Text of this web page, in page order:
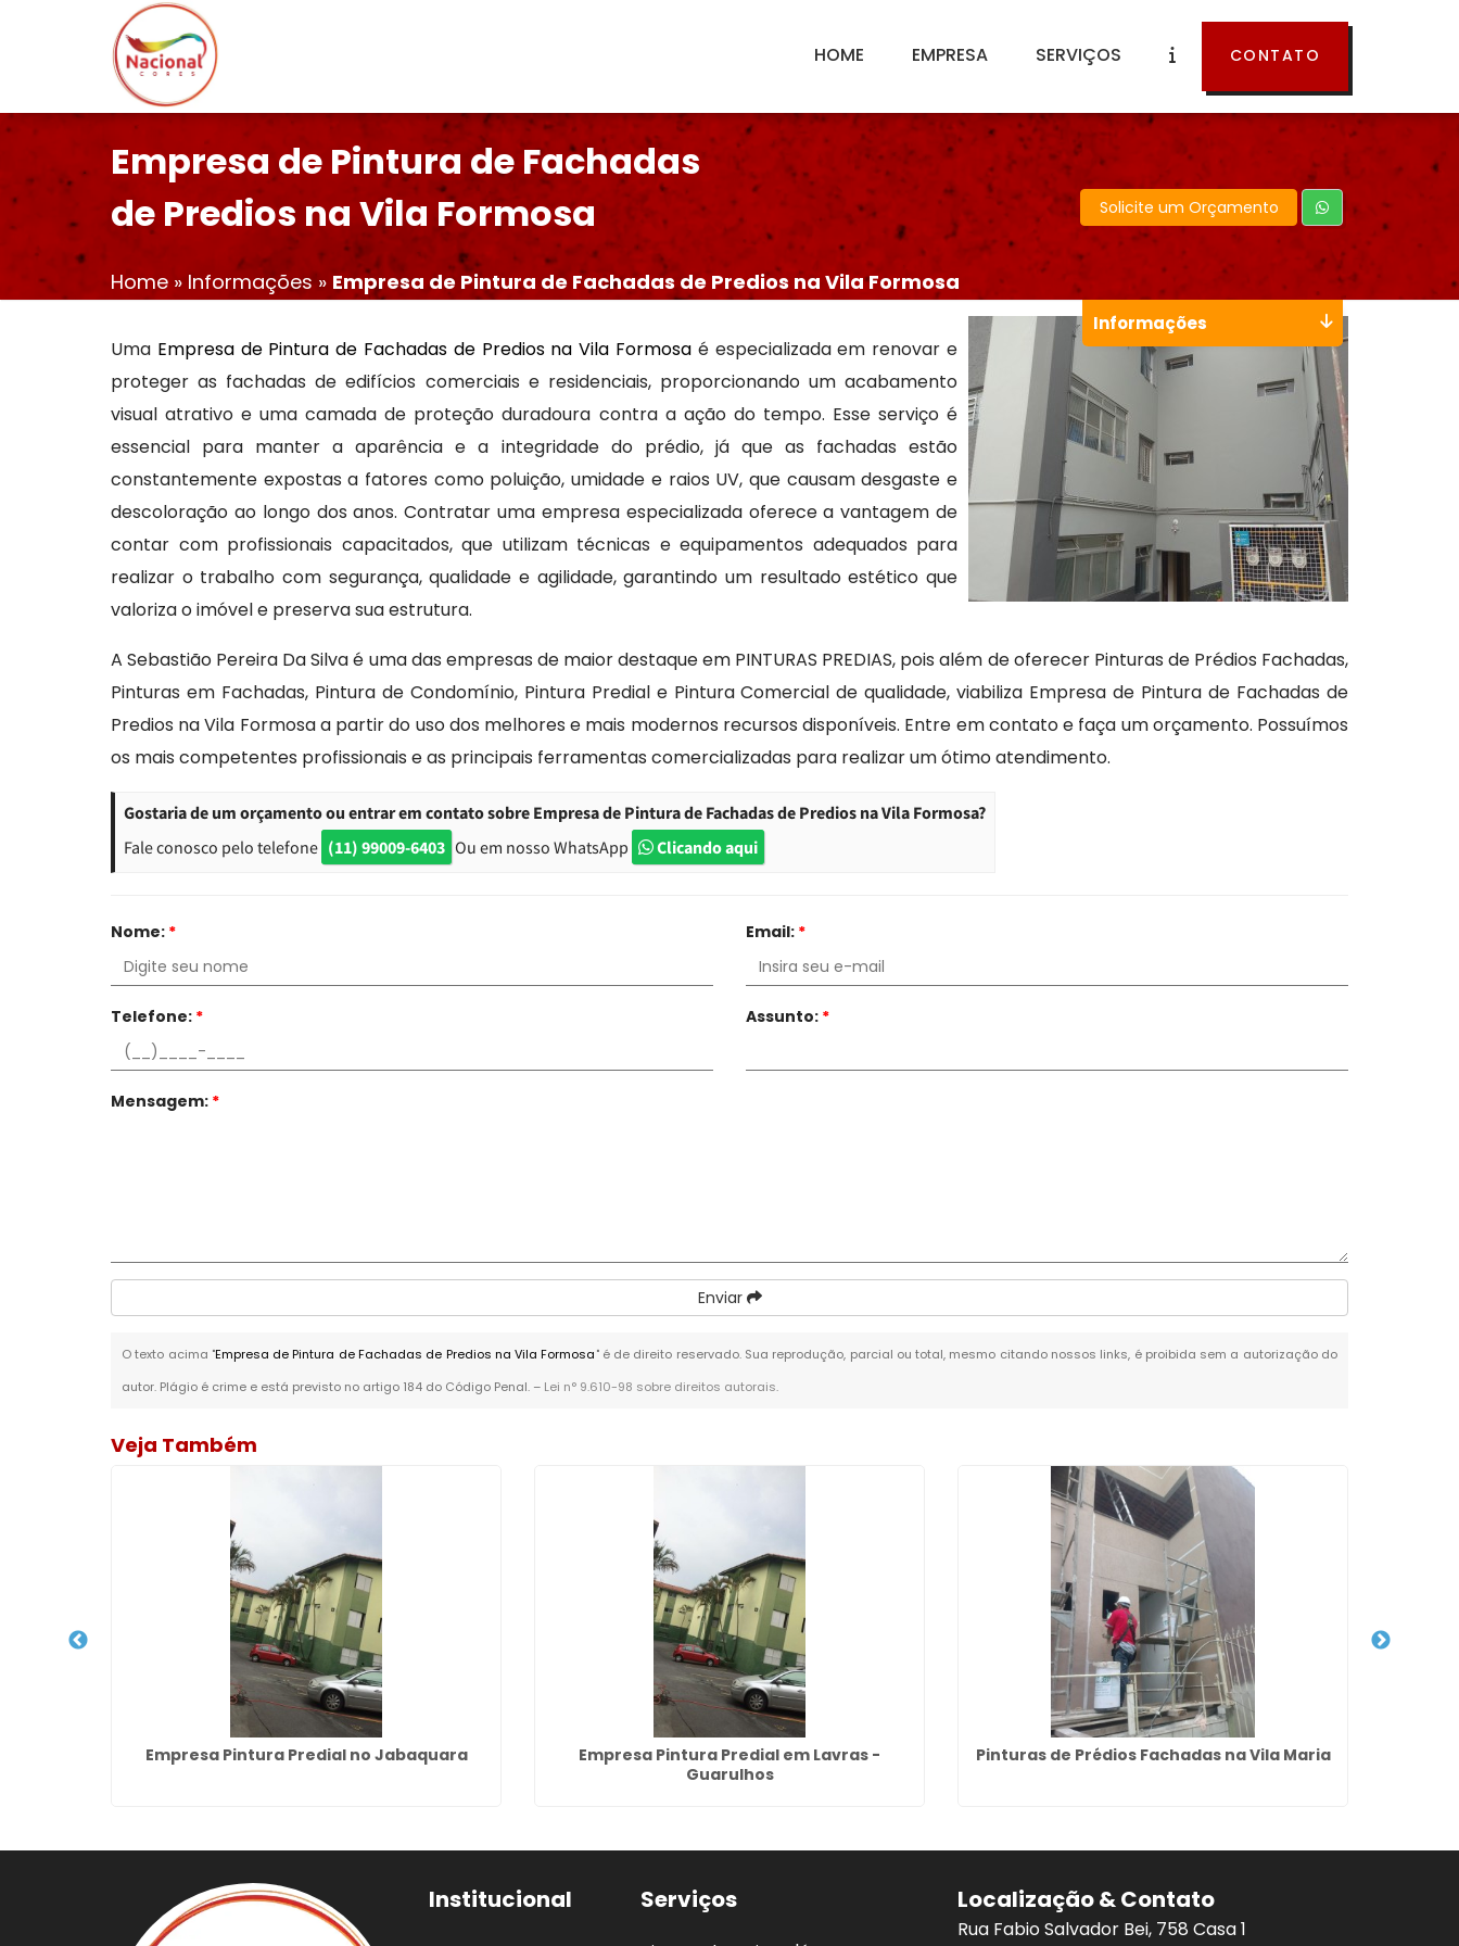
HOME EMPRESA SERVIÇOS CONTATO
Empresa de Pintura de Fachadas
de Predios na Vila Formosa
Home » Informações » Empresa de Pintura de Fachadas de Predios na Vila Formosa
Solicite um Orçamento
Uma Empresa de Pintura de Fachadas de Predios na Vila Formosa é especializada em renovar e
proteger as fachadas de edifícios comerciais e residenciais, proporcionando um acabamento
visual atrativo e uma camada de proteção duradoura contra a ação do tempo. Esse serviço é
essencial para manter a aparência e a integridade do prédio, já que as fachadas estão
constantemente expostas a fatores como poluição, umidade e raios UV, que causam desgaste e
descoloração ao longo dos anos. Contratar uma empresa especializada oferece a vantagem de
contar com profissionais capacitados, que utilizam técnicas e equipamentos adequados para
realizar o trabalho com segurança, qualidade e agilidade, garantindo um resultado estético que
valoriza o imóvel e preserva sua estrutura.
A Sebastião Pereira Da Silva é uma das empresas de maior destaque em PINTURAS PREDIAS, pois além de oferecer Pinturas de Prédios Fachadas,
Pinturas em Fachadas, Pintura de Condomínio, Pintura Predial e Pintura Comercial de qualidade, viabiliza Empresa de Pintura de Fachadas de
Predios na Vila Formosa a partir do uso dos melhores e mais modernos recursos disponíveis. Entre em contato e faça um orçamento. Possuímos
os mais competentes profissionais e as principais ferramentas comercializadas para realizar um ótimo atendimento.
Gostaria de um orçamento ou entrar em contato sobre Empresa de Pintura de Fachadas de Predios na Vila Formosa?
Fale conosco pelo telefone (11) 99009-6403 Ou em nosso WhatsApp Clicando aqui
Nome: * Email: *
Telefone: * Assunto: *
Mensagem: *
Enviar
O texto acima "Empresa de Pintura de Fachadas de Predios na Vila Formosa" é de direito reservado. Sua reprodução, parcial ou total, mesmo citando nossos links, é proibida sem a autorização do
autor. Plágio é crime e está previsto no artigo 184 do Código Penal. – Lei n° 9.610-98 sobre direitos autorais.
Informações
Veja Também
Empresa Pintura Predial no Jabaquara
Empresa Pintura Predial em Lavras -
Guarulhos
Pinturas de Prédios Fachadas na Vila Maria
Institucional Serviços Localização & Contato
Rua Fabio Salvador Bei, 758 Casa 1